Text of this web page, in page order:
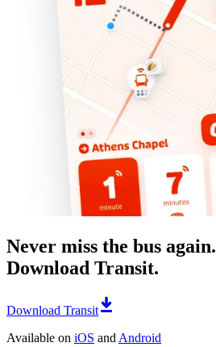
Never miss the bus again.
Download Transit.
Download Transit
Available on iOS and Android